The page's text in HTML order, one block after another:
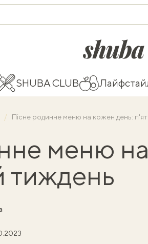
shuba.life
SHUBA CLUB
Пісне родинне меню на кожен день:
меню
тиждень